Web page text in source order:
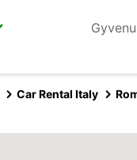
Gyvenu
Car Rental Italy